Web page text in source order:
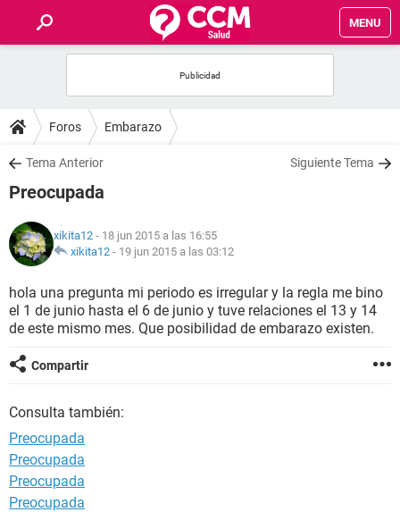
MENU
FOROS
SALUD
NUTRICIÓN
BIENESTAR
Foros Embarazo
Tema Anterior Siguiente Tema
Preocupada
xikita12 - 18 jun 2015 a las 16:55
xikita12 - 19 jun 2015 a las 03:12
hola una pregunta mi periodo es irregular y la regla me bino
el 1 de junio hasta el 6 de junio y tuve relaciones el 13 y 14
de este mismo mes. Que posibilidad de embarazo existen.
Compartir
Consulta también:
Preocupada
Preocupada
Preocupada
Preocupada